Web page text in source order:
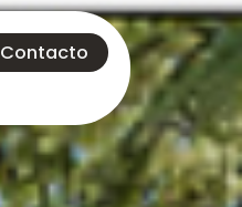
Contacto